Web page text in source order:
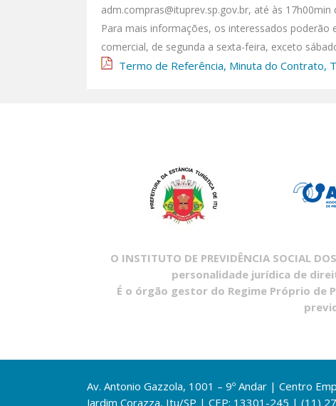
adm.compras@ituprev.sp.gov.br, até às
Para mais informações, os interessados
comercial, de segunda a sexta-feira, exceto
Termo de Referência, Minuta do Contrato,
O INSTITUTO DE PREVIDÊNCIA SOCIAL
personalidade jurídica de
É o órgão gestor do Regime Próprio de
Av. Antonio Gazzola, 1001 – 9º Andar | Centro
Jardim Corazza, Itu/SP | CEP: 13301-245 | (11)